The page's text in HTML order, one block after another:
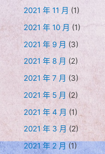
2021 年 11 月 (1)
2021 年 10 月 (1)
2021 年 9 月 (3)
2021 年 8 月 (2)
2021 年 7 月 (3)
2021 年 5 月 (2)
2021 年 4 月 (1)
2021 年 3 月 (2)
2021 年 2 月 (1)